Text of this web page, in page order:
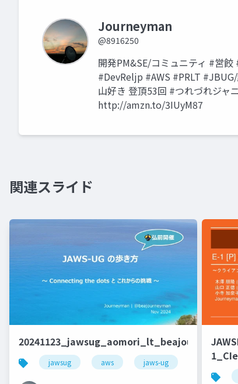
Journeyman
@8916250
開発PM&SE/コミュニティ #営餃
#DevReljp #AWS #PRLT
山好き 登頂53回 #つれづれジャ
http://amzn.to/3IUyM87
関連スライド
20241123_jawsug_aomori_lt_beajouneyman
jawsug aws jaws-ug キャリア